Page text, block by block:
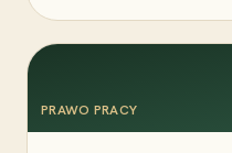
PRAWO PRACY